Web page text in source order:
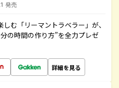
発売
む「リーマントラベラー」が、
の時間の作り方”を全力プレゼ
詳細を見る